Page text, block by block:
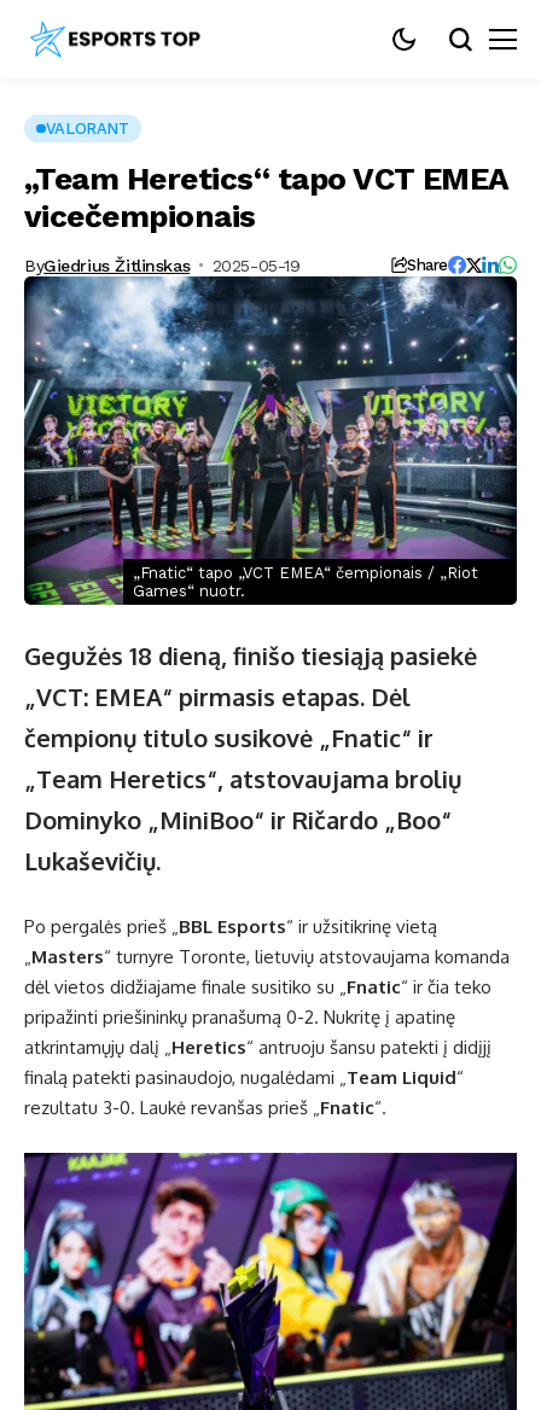
VALORANT
„Team Heretics“ tapo VCT EMEA
vicečempionais
ByGiedrius Žitlinskas 2025-05-19 Share
„Fnatic“ tapo „VCT EMEA“ čempionais / „Riot
Games“ nuotr.
Gegužės 18 dieną, finišo tiesiąją pasiekė
„VCT: EMEA“ pirmasis etapas. Dėl
čempionų titulo susikovė „Fnatic“ ir
„Team Heretics“, atstovaujama brolių
Dominyko „MiniBoo“ ir Ričardo „Boo“
Lukaševičių.
Po pergalės prieš „ BBL Esports“ ir užsitikrinę vietą
Masters“ turnyre Toronte, lietuvių atstovaujama komanda
dėl vietos didžiajame finale susitiko su „ Fnatic“ ir čia teko
pripažinti priešininkų pranašumą 0-2. Nukritę į apatinę
atkrintamųjų dalį „ Heretics“ antruoju šansu patekti į didįjį
finalą patekti pasinaudojo, nugalėdami „ Team Liquid“
rezultatu 3-0. Laukė revanšas prieš „ Fnatic“.